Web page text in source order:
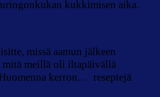
kukkimisen aika.
missä aamun jälkeen
meillä oli iltapäivällä
kerron… reseptejä